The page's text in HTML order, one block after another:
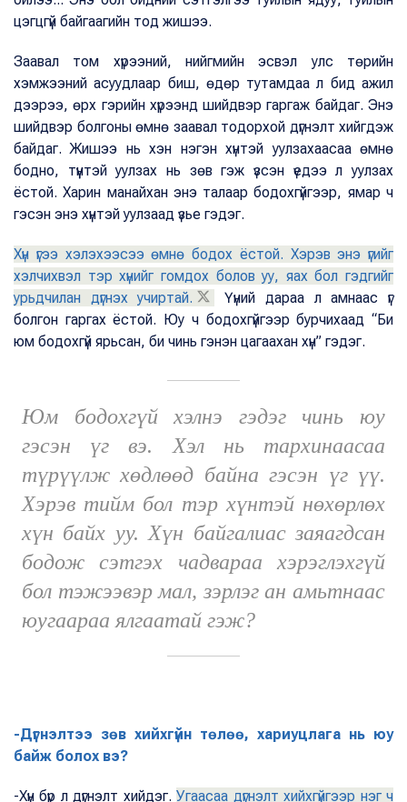
цэгцгүй байгаагийн тод жишээ.
Заавал том хүрээний, нийгмийн эсвэл улс төрийн
хэмжээний асуудлаар биш, өдөр тутамдаа л бид ажил
дээрээ, өрх гэрийн хүрээнд шийдвэр гаргаж байдаг. Энэ
шийдвэр болгоны өмнө заавал тодорхой дүгнэлт хийгдэж
байдаг. Жишээ нь хэн нэгэн хүнтэй уулзахаасаа өмнө
бодно, түүнтэй уулзах нь зөв гэж үзсэн үедээ л уулзах
ёстой. Харин манайхан энэ талаар бодохгүйгээр, ямар ч
гэсэн энэ хүнтэй уулзаад үзье гэдэг.
Хүн үгээ хэлэхээсээ өмнө бодох ёстой. Хэрэв энэ үгийг
хэлчихвэл тэр хүнийг гомдох болов уу, яах бол гэдгийг
урьдчилан дүгнэх учиртай.
Үүний дараа л амнаас үг
болгон гаргах ёстой. Юу ч бодохгүйгээр бурчихаад “Би
юм бодохгүй ярьсан, би чинь гэнэн цагаахан хүн” гэдэг.
Юм бодохгүй хэлнэ гэдэг чинь юу
гэсэн үг вэ. Хэл нь тархинаасаа
түрүүлж хөдлөөд байна гэсэн үг үү.
Хэрэв тийм бол тэр хүнтэй нөхөрлөх
хүн байх уу. Хүн байгалиас заяагдсан
бодож сэтгэх чадвараа хэрэглэхгүй
бол тэжээвэр мал, зэрлэг ан амьтнаас
юугаараа ялгаатай гэж?
-Дүгнэлтээ зөв хийхгүйн төлөө, хариуцлага нь юу
байж болох вэ?
-Хүн бүр л дүгнэлт хийдэг.Угаасаа дүгнэлт хийхгүйгээр нэг ч